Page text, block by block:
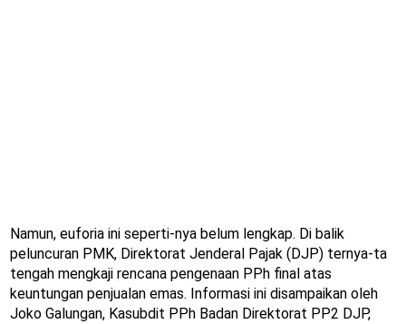
Namun, euforia ini seperti-nya belum lengkap. Di balik
peluncuran PMK, Direktorat Jenderal Pajak (DJP) ternya-ta
tengah mengkaji rencana pengenaan PPh final atas
keuntungan penjualan emas. Informasi ini disampaikan oleh
Joko Galungan, Kasubdit PPh Badan Direktorat PP2 DJP,